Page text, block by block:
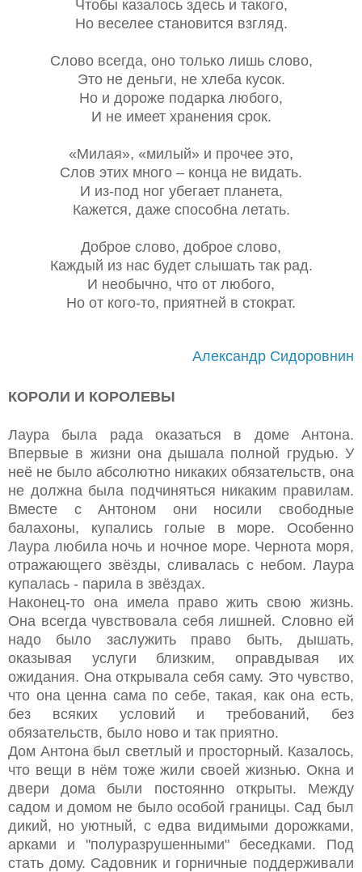
Чтобы казалось здесь и такого,
Но веселее становится взгляд.
Слово всегда, оно только лишь слово,
Это не деньги, не хлеба кусок.
Но и дороже подарка любого,
И не имеет хранения срок.
«Милая», «милый» и прочее это,
Слов этих много – конца не видать.
И из-под ног убегает планета,
Кажется, даже способна летать.
Доброе слово, доброе слово,
Каждый из нас будет слышать так рад.
И необычно, что от любого,
Но от кого-то, приятней в стократ.
Александр Сидоровнин
КОРОЛИ И КОРОЛЕВЫ
Лаура была рада оказаться в доме Антона.
Впервые в жизни она дышала полной грудью. У
неё не было абсолютно никаких обязательств, она
не должна была подчиняться никаким правилам.
Вместе с Антоном они носили свободные
балахоны, купались голые в море. Особенно
Лаура любила ночь и ночное море. Чернота моря,
отражающего звёзды, сливалась с небом. Лаура
купалась - парила в звёздах.
Наконец-то она имела право жить свою жизнь.
Она всегда чувствовала себя лишней. Словно ей
надо было заслужить право быть, дышать,
оказывая услуги близким, оправдывая их
ожидания. Она открывала себя саму. Это чувство,
что она ценна сама по себе, такая, как она есть,
без всяких условий и требований, без
обязательств, было ново и так приятно.
Дом Антона был светлый и просторный. Казалось,
что вещи в нём тоже жили своей жизнью. Окна и
двери дома были постоянно открыты. Между
садом и домом не было особой границы. Сад был
дикий, но уютный, с едва видимыми дорожками,
арками и "полуразрушенными" беседками. Под
стать дому. Садовник и горничные поддерживали